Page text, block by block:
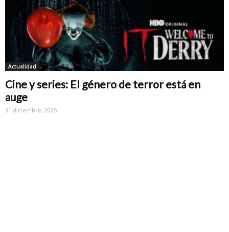
Actualidad
Cine y series: El género de terror está en
auge
31 diciembre, 2025